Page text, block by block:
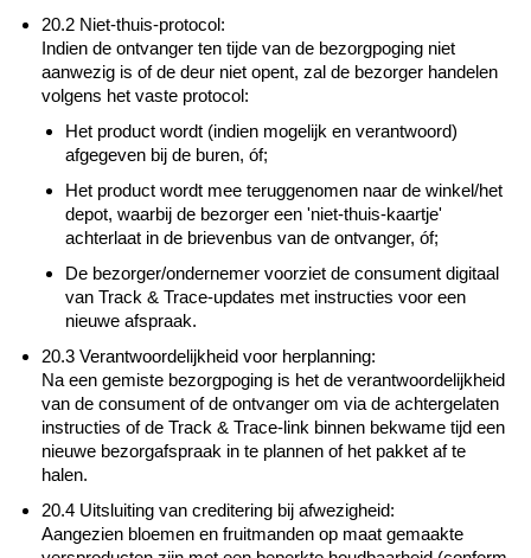
20.2 Niet-thuis-protocol:
Indien de ontvanger ten tijde van de bezorgpoging niet
aanwezig is of de deur niet opent, zal de bezorger handelen
volgens het vaste protocol:
Het product wordt (indien mogelijk en verantwoord)
afgegeven bij de buren, óf;
Het product wordt mee teruggenomen naar de winkel/het
depot, waarbij de bezorger een 'niet-thuis-kaartje'
achterlaat in de brievenbus van de ontvanger, óf;
De bezorger/ondernemer voorziet de consument digitaal
van Track & Trace-updates met instructies voor een
nieuwe afspraak.
20.3 Verantwoordelijkheid voor herplanning:
Na een gemiste bezorgpoging is het de verantwoordelijkheid
van de consument of de ontvanger om via de achtergelaten
instructies of de Track & Trace-link binnen bekwame tijd een
nieuwe bezorgafspraak in te plannen of het pakket af te
halen.
20.4 Uitsluiting van creditering bij afwezigheid:
Aangezien bloemen en fruitmanden op maat gemaakte